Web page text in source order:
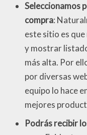
Seleccionamos
compra:
este sitio es
y mostrar
más alta. Por
por diversas
equipo lo hace
mejores
Podrás recibir